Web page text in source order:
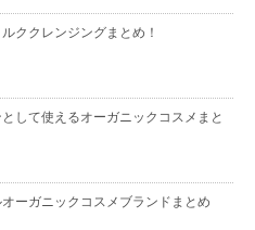
ククレンジングまとめ！
して使えるオーガニックコスメまと
ーガニックコスメブランドまとめ